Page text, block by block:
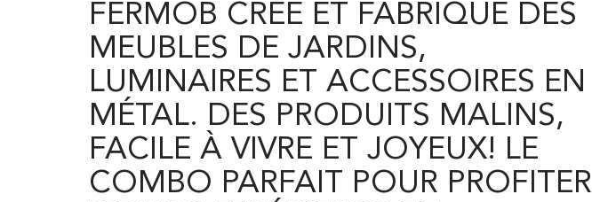
FERMOB CRÉE ET FABRIQUE DES
MEUBLES DE JARDINS,
LUMINAIRES ET ACCESSOIRES EN
MÉTAL. DES PRODUITS MALINS,
FACILE À VIVRE ET JOYEUX! LE
COMBO PARFAIT POUR PROFITER